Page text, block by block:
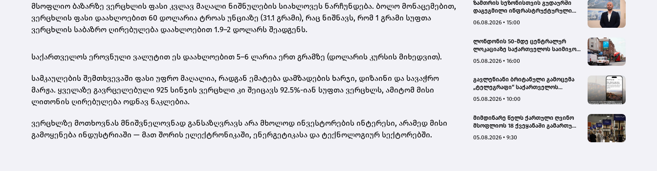
მსოფლიო ბაზარზე ვერცხლის ფასი კვლავ მაღალი ნიშნულების სიახლოვეს ნარჩუნდება. ბოლო მონაცემებით,
ვერცხლის ფასი დაახლოებით 60 დოლარია ტროას უნციაზე (31.1 გრამი), რაც ნიშნავს, რომ 1 გრამი სუფთა
ვერცხლის საბაზრო ღირებულება დაახლოებით 1.9–2 დოლარს შეადგენს.
საქართველოს ეროვნული ვალუტით ეს დაახლოებით 5–6 ლარია ერთ გრამზე (დოლარის კურსის მიხედვით).
სამკაულების შემთხვევაში ფასი უფრო მაღალია, რადგან ემატება დამზადების ხარჯი, დიზაინი და სავაჭრო
მარჟა. ყველაზე გავრცელებული 925 სინჯის ვერცხლი კი შეიცავს 92.5%-იან სუფთა ვერცხლს, ამიტომ მისი
ლითონის ღირებულება ოდნავ ნაკლებია.
ვერცხლზე მოთხოვნას მნიშვნელოვნად განსაზღვრავს არა მხოლოდ ინვესტორების ინტერესი, არამედ მისი
გამოყენება ინდუსტრიაში — მათ შორის ელექტრონიკაში, ენერგეტიკასა და ტექნოლოგიურ სექტორებში.
ზამთრის სეზონისთვის გუდაურში
დაგეგმილი ინფრასტრუქტურული
გუდაურის ტურისტული
დარსალია
06.08.2026 • 15:00
ლონდონის 50-მდე ცენტრალურ
ლოკაციაზე საქართველოს საიმიჯო
05.08.2026 • 16:00
გავლენიანი ბრიტანული გამოცემა
„ტელეგრაფი“ საქართველოს
სტატიების ციკლს აქვეყნებს
05.08.2026 • 10:00
მიმდინარე წელს ქართული ღვინო
მსოფლიოს 18 ქვეყანაში გამართულ
წარმოდგენილი
05.08.2026 • 9:30